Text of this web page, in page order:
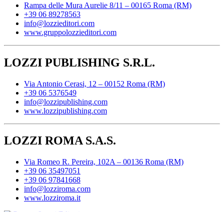
Rampa delle Mura Aurelie 8/11 – 00165 Roma (RM)
+39 06 89278563
info@lozzieditori.com
www.gruppolozzieditori.com
LOZZI PUBLISHING S.R.L.
Via Antonio Cerasi, 12 – 00152 Roma (RM)
+39 06 5376549
info@lozzipublishing.com
www.lozzipublishing.com
LOZZI ROMA S.A.S.
Via Romeo R. Pereira, 102A – 00136 Roma (RM)
+39 06 35497051
+39 06 97841668
info@lozziroma.com
www.lozziroma.it